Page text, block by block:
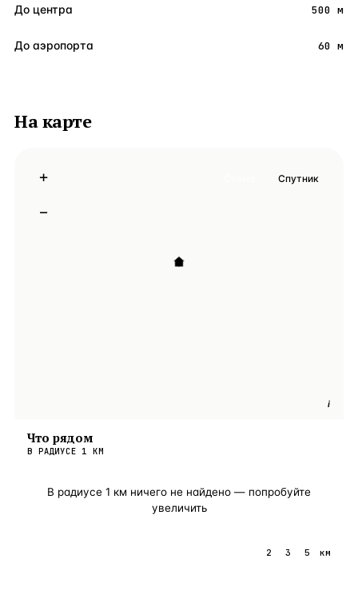
До центра 500 м
До аэропорта 60 м
На карте
i
+
−
Спутник
Что рядом
В РАДИУСЕ 1 КМ
В радиусе 1 км ничего не найдено — попробуйте
увеличить
2 3 5 км